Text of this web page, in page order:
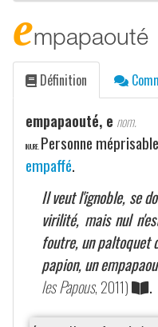
empapaouté
Définition
empapaouté, e nom.
INJURE. Personne
empaffé.
Il veut l'ignoble, se
virilité, mais nul
foutre, un paltoquet
papion, un
les Papous, 2011)
.